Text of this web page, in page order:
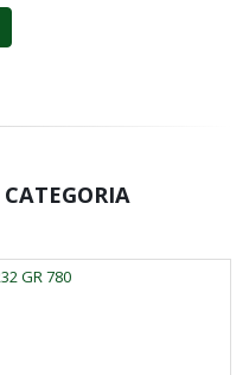
CATEGORIA